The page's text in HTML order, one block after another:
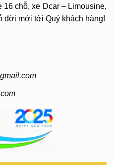
16 chỗ, xe Dcar – Limousine,
đời mới tới Quý khách hàng!